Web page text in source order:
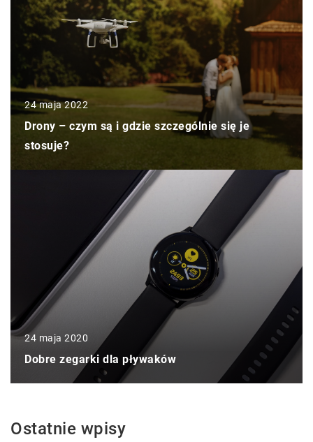
24 maja 2022
Drony – czym są i gdzie szczególnie się je
stosuje?
24 maja 2020
Dobre zegarki dla pływaków
Ostatnie wpisy